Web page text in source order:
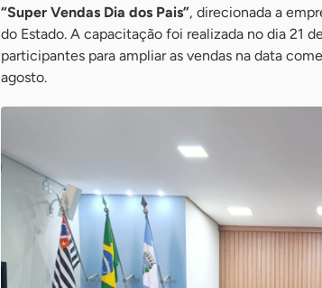
“Super Vendas Dia dos Pais”, direcionada a
do Estado. A capacitação foi realizada no dia 21
participantes para ampliar as vendas na data
agosto.